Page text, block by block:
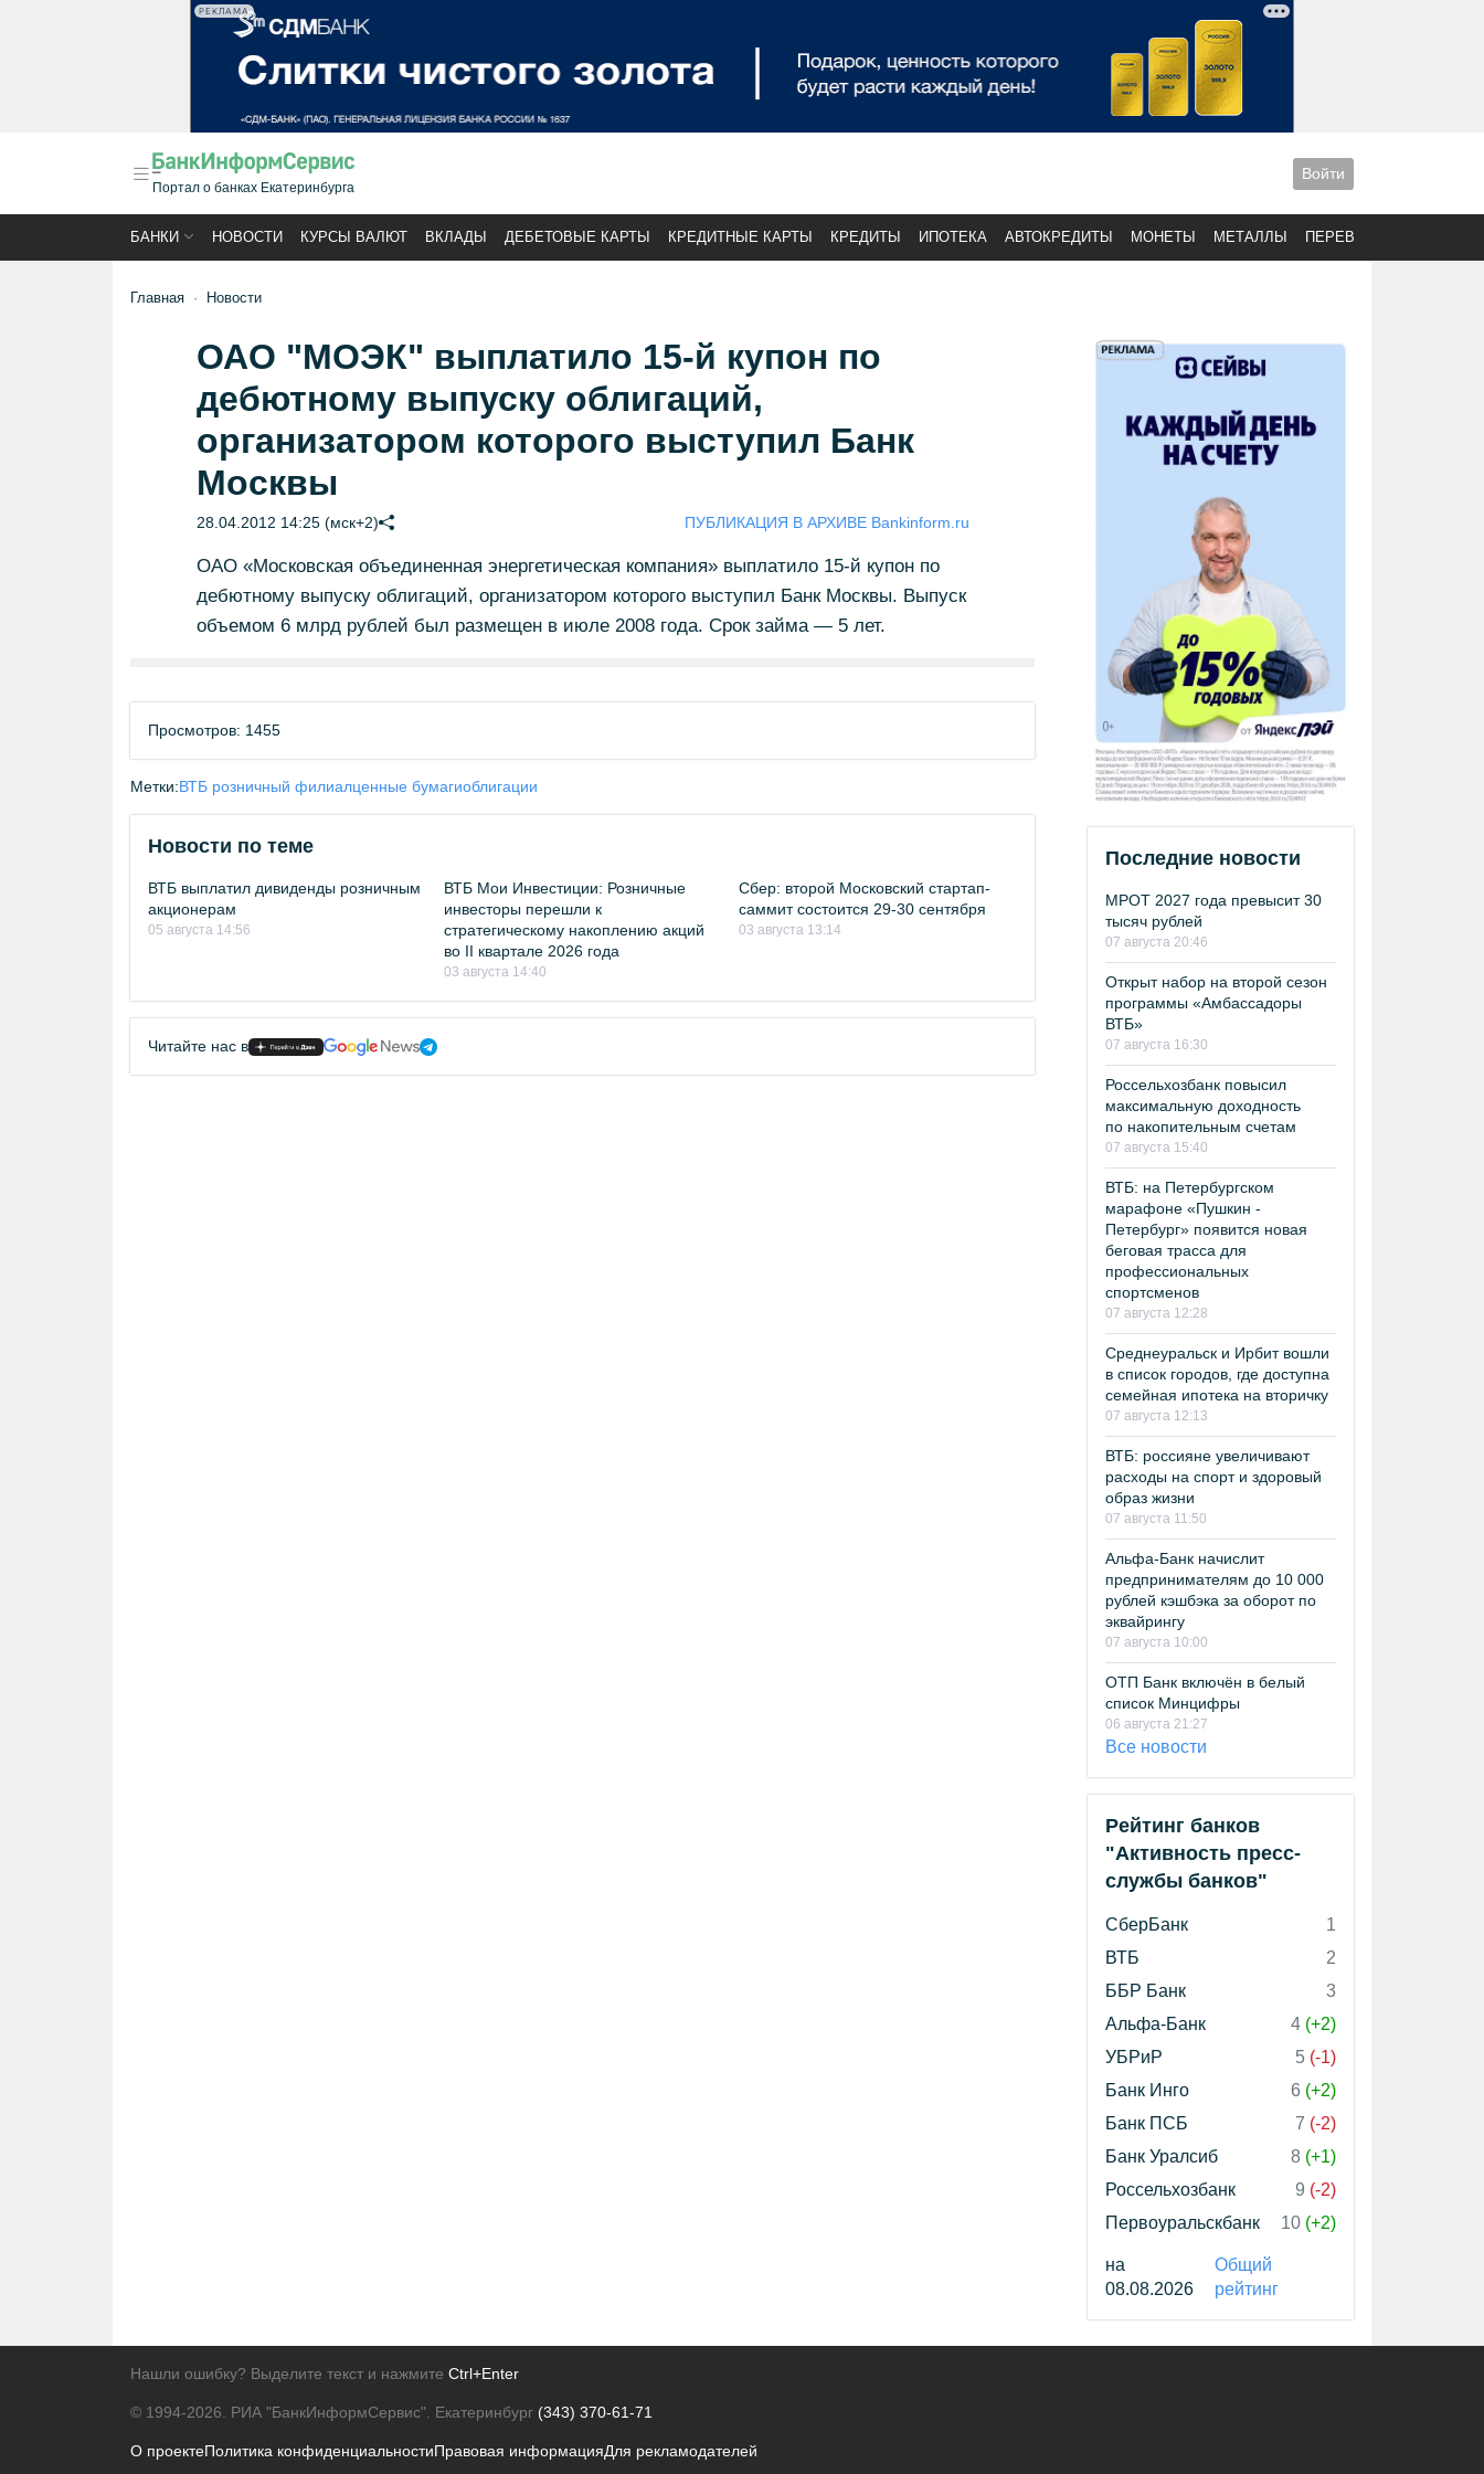
РЕКЛАМА
Портал о банках Екатеринбурга
Войти
БАНКИ НОВОСТИ КУРСЫ ВАЛЮТ ВКЛАДЫ ДЕБЕТОВЫЕ КАРТЫ КРЕДИТНЫЕ КАРТЫ КРЕДИТЫ ИПОТЕКА АВТОКРЕДИТЫ МОНЕТЫ МЕТАЛЛЫ ПЕРЕВОДЫ
Главная Новости
ОАО "МОЭК" выплатило 15-й купон по
дебютному выпуску облигаций,
организатором которого выступил Банк
Москвы
28.04.2012 14:25 (мск+2) ПУБЛИКАЦИЯ В АРХИВЕ Bankinform.ru
ОАО «Московская объединенная энергетическая компания» выплатило 15-й купон по
дебютному выпуску облигаций, организатором которого выступил Банк Москвы. Выпуск
объемом 6 млрд рублей был размещен в июле 2008 года. Срок займа — 5 лет.
Просмотров: 1455
Метки:ВТБ розничный филиалценные бумагиоблигации
Новости по теме
ВТБ выплатил дивиденды розничным
акционерам
05 августа 14:56
ВТБ Мои Инвестиции: Розничные
инвесторы перешли к
стратегическому накоплению акций
во II квартале 2026 года
03 августа 14:40
Сбер: второй Московский стартап-
саммит состоится 29-30 сентября
03 августа 13:14
Читайте нас в
Последние новости
МРОТ 2027 года превысит 30
тысяч рублей
07 августа 20:46
Открыт набор на второй сезон
программы «Амбассадоры
ВТБ»
07 августа 16:30
Россельхозбанк повысил
максимальную доходность
по накопительным счетам
07 августа 15:40
ВТБ: на Петербургском
марафоне «Пушкин -
Петербург» появится новая
беговая трасса для
профессиональных
спортсменов
07 августа 12:28
Среднеуральск и Ирбит вошли
в список городов, где доступна
семейная ипотека на вторичку
07 августа 12:13
ВТБ: россияне увеличивают
расходы на спорт и здоровый
образ жизни
07 августа 11:50
Альфа-Банк начислит
предпринимателям до 10 000
рублей кэшбэка за оборот по
эквайрингу
07 августа 10:00
ОТП Банк включён в белый
список Минцифры
06 августа 21:27
Все новости
Рейтинг банков
"Активность пресс-
службы банков"
СберБанк
1
ВТБ
2
ББР Банк
3
Альфа-Банк
4 (+2)
УБРиР
5 (-1)
Банк Инго
6 (+2)
Банк ПСБ
7 (-2)
Банк Уралсиб
8 (+1)
Россельхозбанк
9 (-2)
Первоуральскбанк
10 (+2)
на
08.08.2026
Общий
рейтинг
Нашли ошибку? Выделите текст и нажмите Ctrl+Enter
© 1994-2026. РИА "БанкИнформСервис". Екатеринбург (343) 370-61-71
О проектеПолитика конфиденциальностиПравовая информацияДля рекламодателей